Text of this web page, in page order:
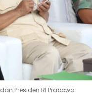
Presiden RI Prabowo